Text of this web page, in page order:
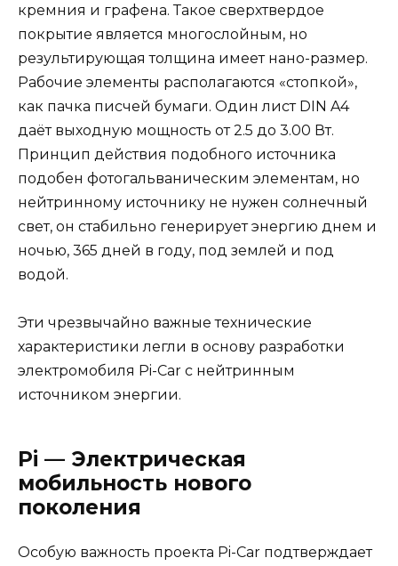
кремния и графена. Такое сверхтвердое
покрытие является многослойным, но
результирующая толщина имеет нано-размер.
Рабочие элементы располагаются «стопкой»,
как пачка писчей бумаги. Один лист DIN A4
даёт выходную мощность от 2.5 до 3.00 Вт.
Принцип действия подобного источника
подобен фотогальваническим элементам, но
нейтринному источнику не нужен солнечный
свет, он стабильно генерирует энергию днем и
ночью, 365 дней в году, под землей и под
водой.
Эти чрезвычайно важные технические
характеристики легли в основу разработки
электромобиля Pi-Car с нейтринным
источником энергии.
Pi — Электрическая
мобильность нового
поколения
Особую важность проекта Pi-Сar подтверждает